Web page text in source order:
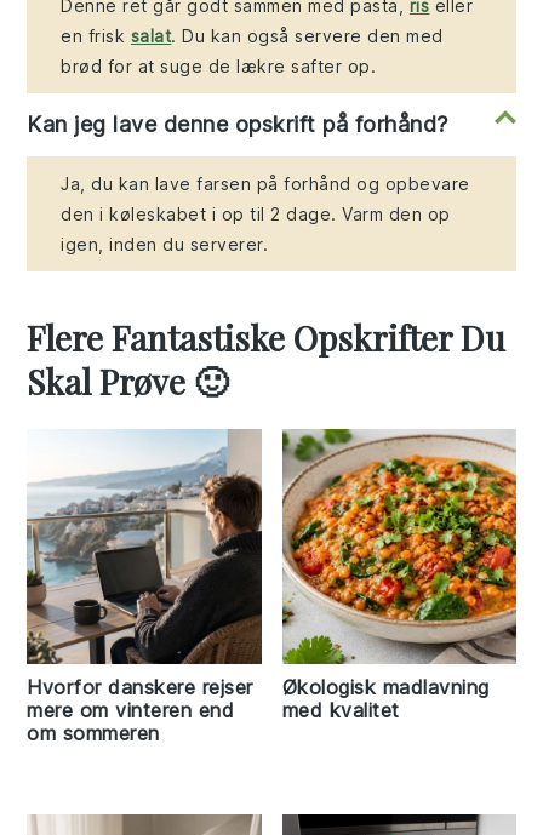
Denne ret går godt sammen med pasta, ris eller
en frisk salat. Du kan også servere den med
brød for at suge de lækre safter op.
Kan jeg lave denne opskrift på forhånd?
Ja, du kan lave farsen på forhånd og opbevare
den i køleskabet i op til 2 dage. Varm den op
igen, inden du serverer.
Flere Fantastiske Opskrifter Du
Skal Prøve 🙂
Hvorfor danskere rejser
mere om vinteren end
om sommeren
Økologisk madlavning
med kvalitet